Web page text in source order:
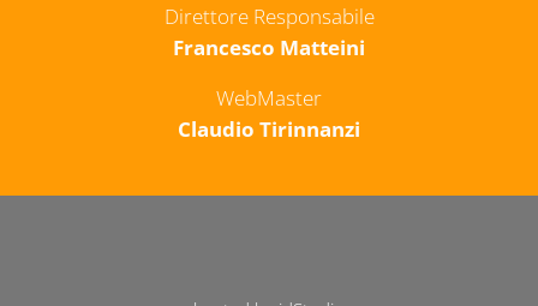
Direttore Responsabile
Francesco Matteini
WebMaster
Claudio Tirinnanzi